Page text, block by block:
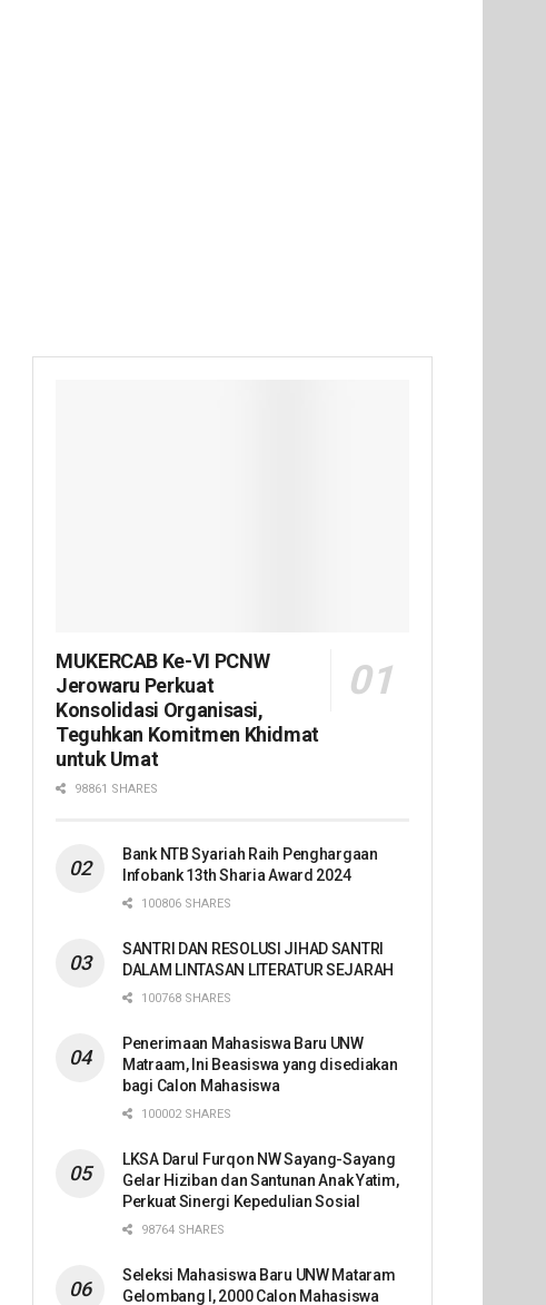
MUKERCAB Ke-VI PCNW
Jerowaru Perkuat
Konsolidasi Organisasi,
Teguhkan Komitmen Khidmat
untuk Umat
98861 SHARES
Bank NTB Syariah Raih Penghargaan
Infobank 13th Sharia Award 2024
100806 SHARES
SANTRI DAN RESOLUSI JIHAD SANTRI
DALAM LINTASAN LITERATUR SEJARAH
100768 SHARES
Penerimaan Mahasiswa Baru UNW
Matraam, Ini Beasiswa yang disediakan
bagi Calon Mahasiswa
100002 SHARES
LKSA Darul Furqon NW Sayang-Sayang
Gelar Hiziban dan Santunan Anak Yatim,
Perkuat Sinergi Kepedulian Sosial
98764 SHARES
Seleksi Mahasiswa Baru UNW Mataram
Gelombang I, 2000 Calon Mahasiswa